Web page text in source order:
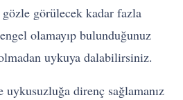
gözle görülecek kadar fazla
olamayıp bulunduğunuz
uykuya dalabilirsiniz.
direnç sağlamanız